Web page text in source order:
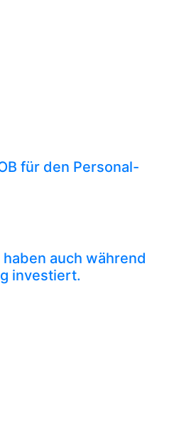
für den Personal-
auch während
investiert.